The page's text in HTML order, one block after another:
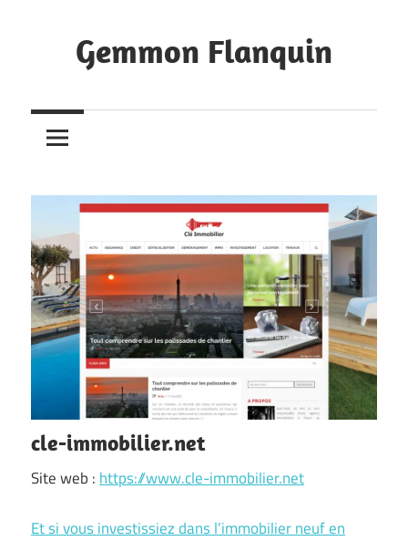
contentGemmon Flanquin
cle-immobilier.net
Site web :https://www.cle-immobilier.net
Et si vous investissiez dans l’immobilier neuf en